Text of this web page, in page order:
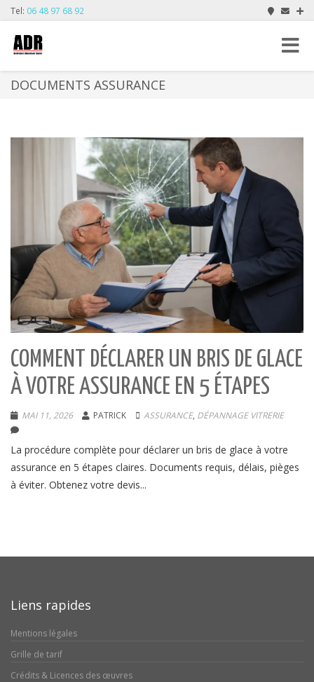
Tel: 06 48 97 68 92
Toggle
DOCUMENTS ASSURANCE
COMMENT DÉCLARER UN BRIS DE GLACE
À VOTRE ASSURANCE EN 5 ÉTAPES
MAI 11, 2026 PATRICK ASSURANCE, DÉPANNAGE VITRERIE
La procédure complète pour déclarer un bris de glace à votre
assurance en 5 étapes claires. Documents requis, délais, pièges
à éviter. Obtenez votre devis...
Liens rapides
Mentions légales
Grille de tarif
Crédits & Licences des œuvres